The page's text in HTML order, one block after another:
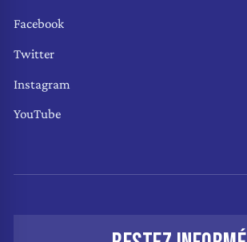
Facebook
Twitter
Instagram
YouTube